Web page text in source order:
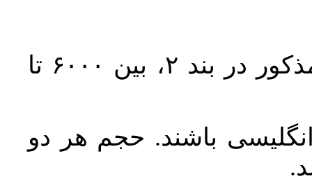
حجم کل مقاله با احتساب تمام بخش‌های مذکور در بند ۲، بین ۶۰۰۰ تا
باشند. حجم هر دو